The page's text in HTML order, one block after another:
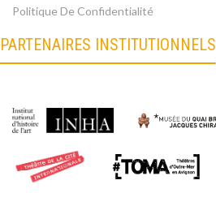
Politique De Confidentialité
PARTENAIRES INSTITUTIONNELS